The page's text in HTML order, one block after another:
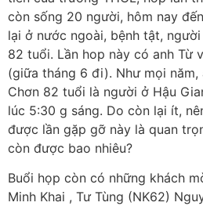
còn sống 20 người, hôm nay
lại ở nước ngoài, bệnh tật,
82 tuổi. Lần hop này có anh Từ
(giữa tháng 6 đi). Như mọi năm,
Chơn 82 tuổi là người ở Hậu
lúc 5:30 g sáng. Do còn lại ít,
được lần gặp gỡ này là quan
còn được bao nhiêu?
Buổi họp còn có những khách
Minh Khai , Tư Tùng (NK62)